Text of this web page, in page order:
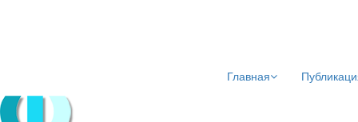
Главная